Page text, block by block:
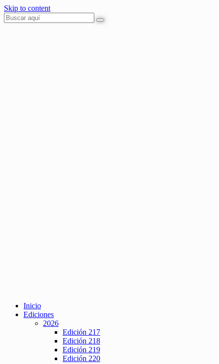
Skip to content
Inicio
Ediciones
2026
Edición 217
Edición 218
Edición 219
Edición 220